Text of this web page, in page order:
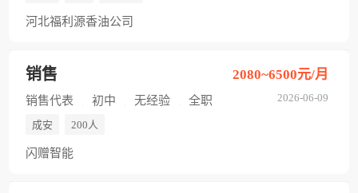
河北福利源香油公司
销售
2026-06-09
2080~6500元/月
销售代表 初中 无经验 全职
成安 200人
闪赠智能